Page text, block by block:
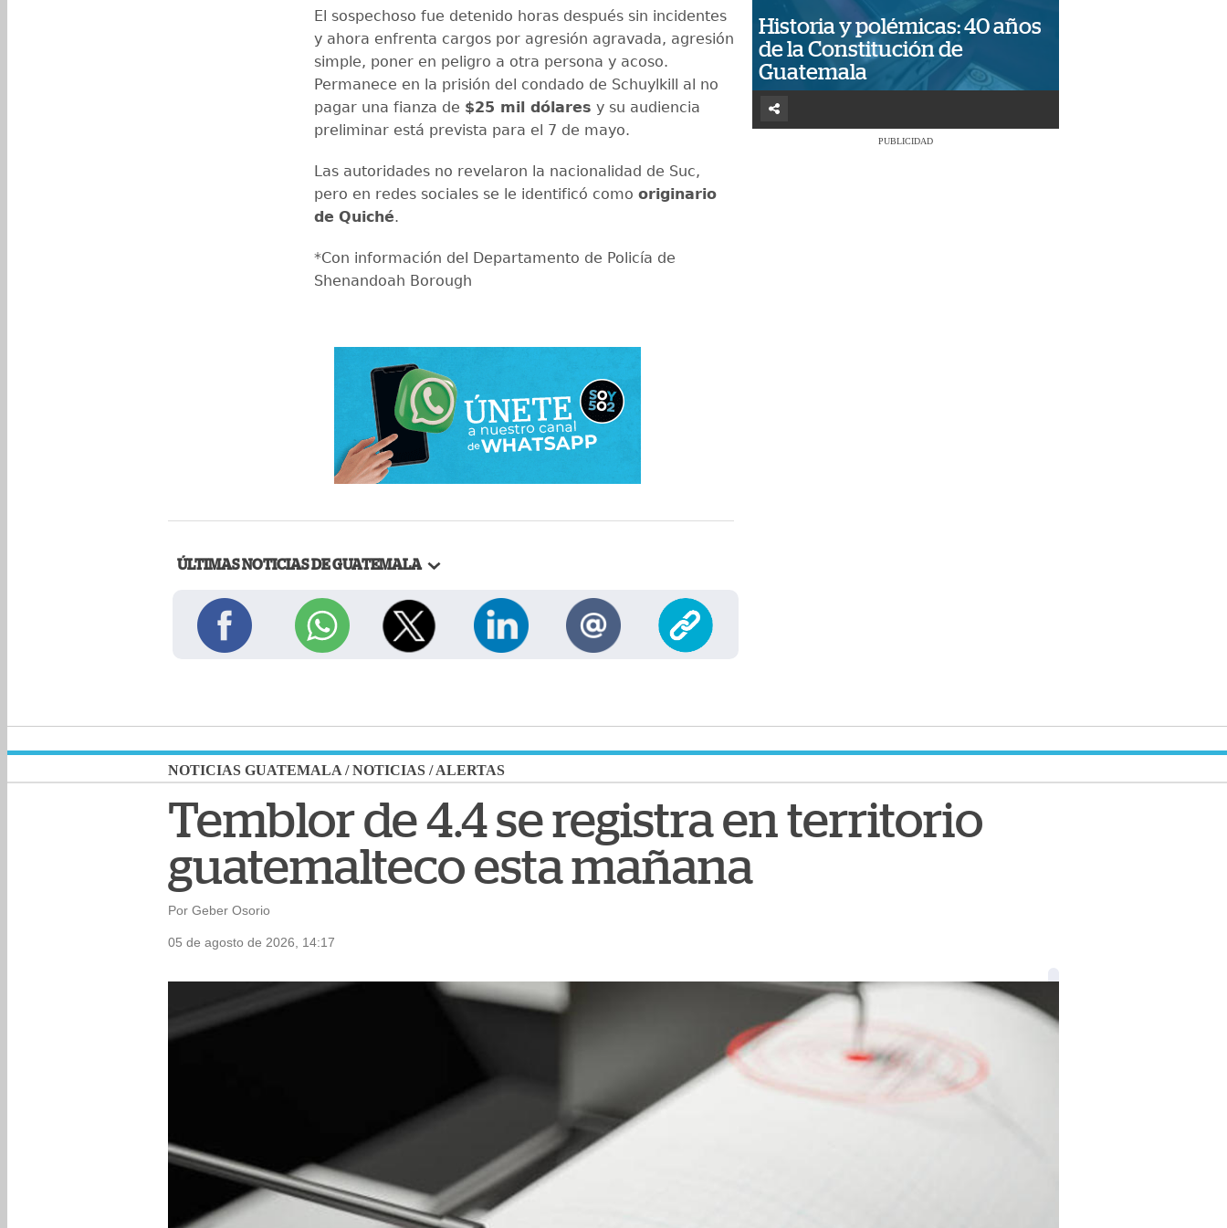
El sospechoso fue detenido horas después sin incidentes
y ahora enfrenta cargos por agresión agravada, agresión
simple, poner en peligro a otra persona y acoso.
Permanece en la prisión del condado de Schuylkill al no
pagar una fianza de $25 mil dólares y su audiencia
preliminar está prevista para el 7 de mayo.
Las autoridades no revelaron la nacionalidad de Suc,
pero en redes sociales se le identificó como originario
de Quiché.
*Con información del Departamento de Policía de
Shenandoah Borough
ÚLTIMAS NOTICIAS DE GUATEMALA
Historia y polémicas: 40 años
de la Constitución de
Guatemala
PUBLICIDAD
NOTICIAS GUATEMALA /NOTICIAS /ALERTAS
Temblor de 4.4 se registra en territorio
guatemalteco esta mañana
Por Geber Osorio
05 de agosto de 2026, 14:17